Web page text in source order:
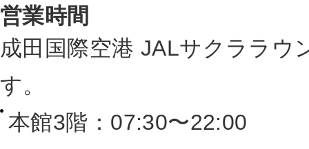
営業時間
成田国際空港 JALサクララウ
す。
本館3階：07:30〜22:00